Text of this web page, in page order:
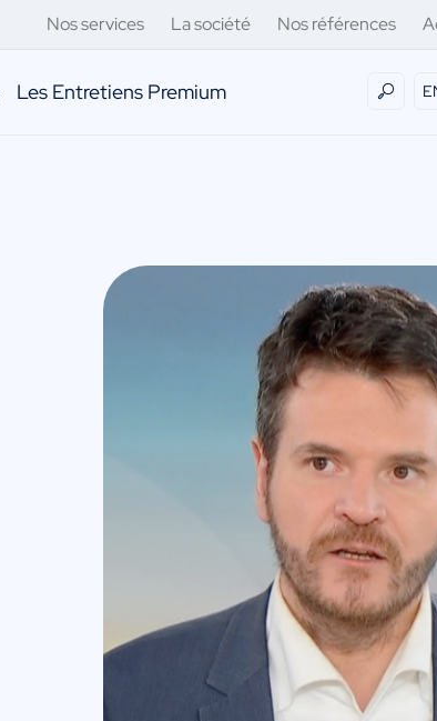
Nos services La société Nos références
Les Entretiens Premium